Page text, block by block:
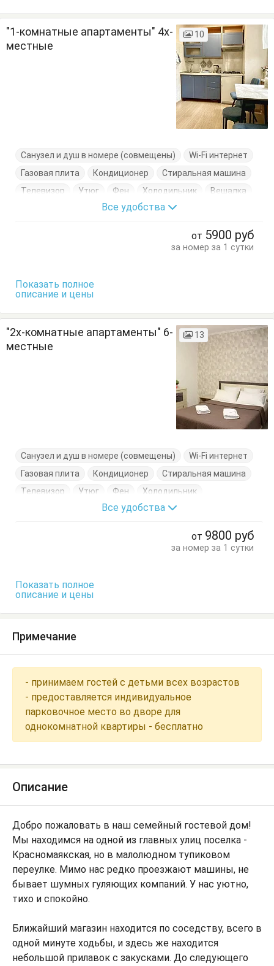
"1-комнатные апартаменты" 4х-
местные
10
Санузел и душ в номере (совмещены)
Wi-Fi интернет
Газовая плита
Кондиционер
Стиральная машина
Телевизор
Утюг Фен Холодильник
Вешалка
Двухэтажная кровать
Кровать двуспальная
Все удобства
от 5900 руб
за номер за 1 сутки
Показать полное
описание и цены
"2х-комнатные апартаменты" 6-
местные
13
Санузел и душ в номере (совмещены)
Wi-Fi интернет
Газовая плита
Кондиционер
Стиральная машина
Телевизор
Утюг Фен
Холодильник
Кровать двуспальная
Все удобства
от 9800 руб
за номер за 1 сутки
Показать полное
описание и цены
Примечание
- принимаем гостей с детьми всех возрастов
- предоставляется индивидуальное
парковочное место во дворе для
однокомнатной квартиры - бесплатно
Описание
Добро пожаловать в наш семейный гостевой дом!
Мы находимся на одной из главных улиц поселка -
Красномаякская, но в малолюдном тупиковом
переулке. Мимо нас редко проезжают машины, не
бывает шумных гуляющих компаний. У нас уютно,
тихо и спокойно.
Ближайший магазин находится по соседству, всего в
одной минуте ходьбы, и здесь же находится
небольшой прилавок с закусками. До следующего